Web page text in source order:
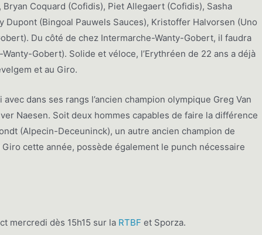
Coquard (Cofidis), Piet Allegaert (Cofidis), Sasha
(Bingoal Pauwels Sauces), Kristoffer Halvorsen (Uno
Du côté de chez Intermarche-Wanty-Gobert, il faudra
Gobert). Solide et véloce, l’Erythréen de 22 ans a déjà
et au Giro.
dans ses rangs l’ancien champion olympique Greg Van
Naesen. Soit deux hommes capables de faire la différence
(Alpecin-Deceuninck), un autre ancien champion de
cette année, possède également le punch nécessaire
mercredi dès 15h15 sur la RTBF et Sporza.